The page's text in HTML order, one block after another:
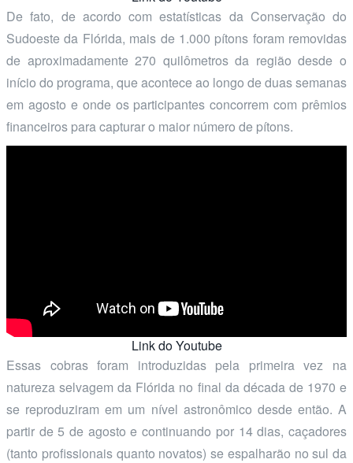
De fato, de acordo com estatísticas da Conservação do
Sudoeste da Flórida, mais de 1.000 pítons foram removidas
de aproximadamente 270 quilômetros da região desde o
início do programa, que acontece ao longo de duas semanas
em agosto e onde os participantes concorrem com prêmios
financeiros para capturar o maior número de pítons.
Link do Youtube
Essas cobras foram introduzidas pela primeira vez na
natureza selvagem da Flórida no final da década de 1970 e
se reproduziram em um nível astronômico desde então. A
partir de 5 de agosto e continuando por 14 dias, caçadores
(tanto profissionais quanto novatos) se espalharão no sul da